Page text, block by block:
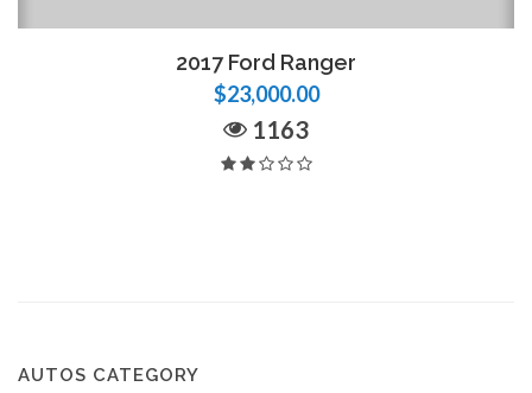
2017 Ford Ranger
$23,000.00
1163
AUTOS CATEGORY